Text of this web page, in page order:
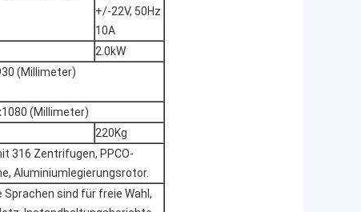
+/-22V, 50Hz
10A
2.0kW
(Millimeter)
(Millimeter)
220Kg
316 Zentrifugen, PPCO-
Aluminiumlegierungsrotor.
Sprachen sind für freie Wahl,